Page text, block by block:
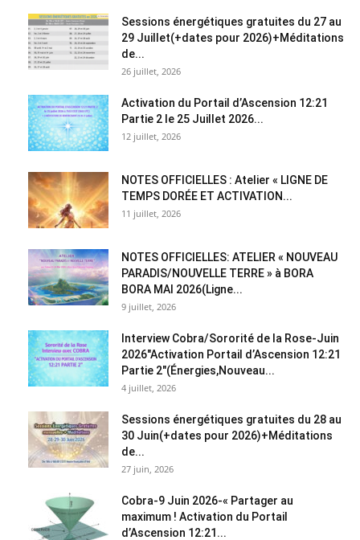
Sessions énergétiques gratuites du 27 au
29 Juillet(+dates pour 2026)+Méditations
de...
26 juillet, 2026
Activation du Portail d’Ascension 12:21
Partie 2 le 25 Juillet 2026...
12 juillet, 2026
NOTES OFFICIELLES : Atelier « LIGNE DE
TEMPS DORÉE ET ACTIVATION...
11 juillet, 2026
NOTES OFFICIELLES: ATELIER « NOUVEAU
PARADIS/NOUVELLE TERRE » à BORA
BORA MAI 2026(Ligne...
9 juillet, 2026
Interview Cobra/Sororité de la Rose-Juin
2026″Activation Portail d’Ascension 12:21
Partie 2″(Énergies,Nouveau...
4 juillet, 2026
Sessions énergétiques gratuites du 28 au
30 Juin(+dates pour 2026)+Méditations
de...
27 juin, 2026
Cobra-9 Juin 2026-« Partager au
maximum ! Activation du Portail
d’Ascension 12:21...